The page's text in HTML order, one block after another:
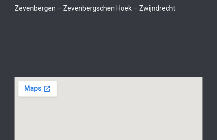
Zevenbergen – Zevenbergschen Hoek – Zwijndrecht